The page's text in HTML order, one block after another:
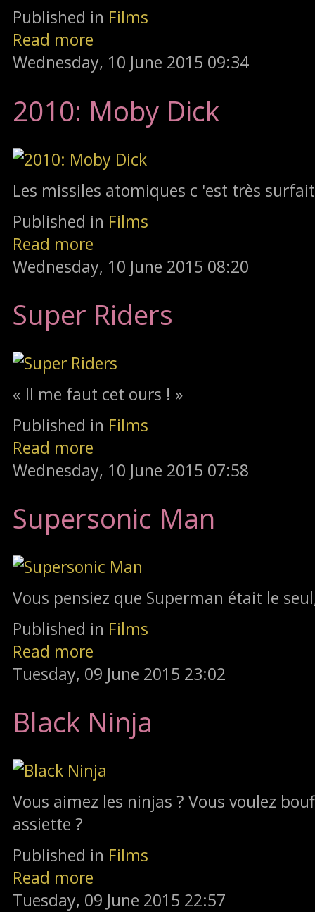
Published in Films
Read more
Wednesday, 10 June 2015 09:34
2010: Moby Dick
Les missiles atomiques c 'est très
Published in Films
Read more
Wednesday, 10 June 2015 08:20
Super Riders
« Il me faut cet ours ! »
Published in Films
Read more
Wednesday, 10 June 2015 07:58
Supersonic Man
Vous pensiez que Superman était le
Published in Films
Read more
Tuesday, 09 June 2015 23:02
Black Ninja
Vous aimez les ninjas ? Vous voulez
assiette ?
Published in Films
Read more
Tuesday, 09 June 2015 22:57